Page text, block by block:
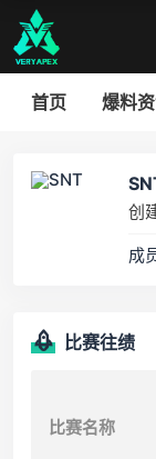
首页 爆料
创
成
比赛往绩
比赛名称